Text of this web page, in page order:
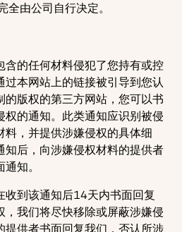
全由公司自行决定。
含的任何材料侵犯了您持有或控
过本网站上的链接被引导到您认
的版权的第三方网站，您可以书
权的通知。此类通知应识别被侵
料，并提供涉嫌侵权的具体细
知后，向涉嫌侵权材料的提供者
知。
收到该通知后14天内书面回复
，我们将尽快移除或屏蔽涉嫌侵